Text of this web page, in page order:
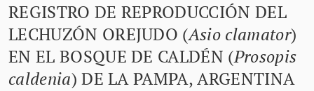
REGISTRO DE REPRODUCCIÓN DEL
LECHUZÓN OREJUDO (Asio clamator)
EN EL BOSQUE DE CALDÉN (Prosopis
caldenia) DE LA PAMPA, ARGENTINA